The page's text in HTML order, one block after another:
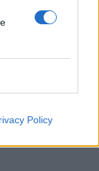
Policy
valamit
szemembe
hogy nem